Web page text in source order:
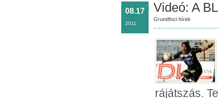
08.17
2011
Videó: A
Grundfoci hírek
rájátszás.